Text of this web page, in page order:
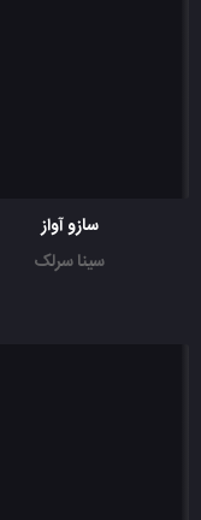
سازو آواز
سینا سرلک